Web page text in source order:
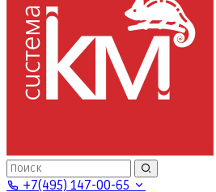
+7(495) 147-00-65